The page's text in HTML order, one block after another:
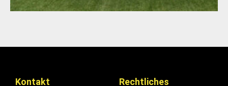
Kontakt Rechtliches